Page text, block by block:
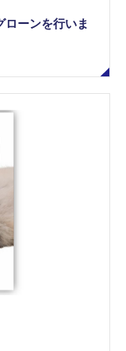
ローンを行いま